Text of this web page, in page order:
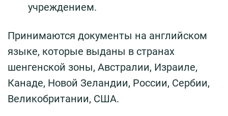
учреждением.
Принимаются документы на английском
языке, которые выданы в странах
шенгенской зоны, Австралии, Израиле,
Канаде, Новой Зеландии, России, Сербии,
Великобритании, США.